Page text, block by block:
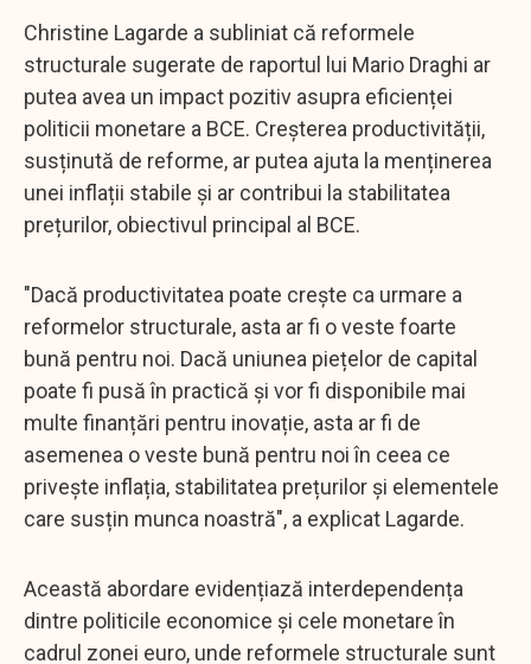
Christine Lagarde a subliniat că reformele
structurale sugerate de raportul lui Mario Draghi ar
putea avea un impact pozitiv asupra eficienței
politicii monetare a BCE. Creșterea productivității,
susținută de reforme, ar putea ajuta la menținerea
unei inflații stabile și ar contribui la stabilitatea
prețurilor, obiectivul principal al BCE.
"Dacă productivitatea poate crește ca urmare a
reformelor structurale, asta ar fi o veste foarte
bună pentru noi. Dacă uniunea piețelor de capital
poate fi pusă în practică și vor fi disponibile mai
multe finanțări pentru inovație, asta ar fi de
asemenea o veste bună pentru noi în ceea ce
privește inflația, stabilitatea prețurilor și elementele
care susțin munca noastră", a explicat Lagarde.
Această abordare evidențiază interdependența
dintre politicile economice și cele monetare în
cadrul zonei euro, unde reformele structurale sunt